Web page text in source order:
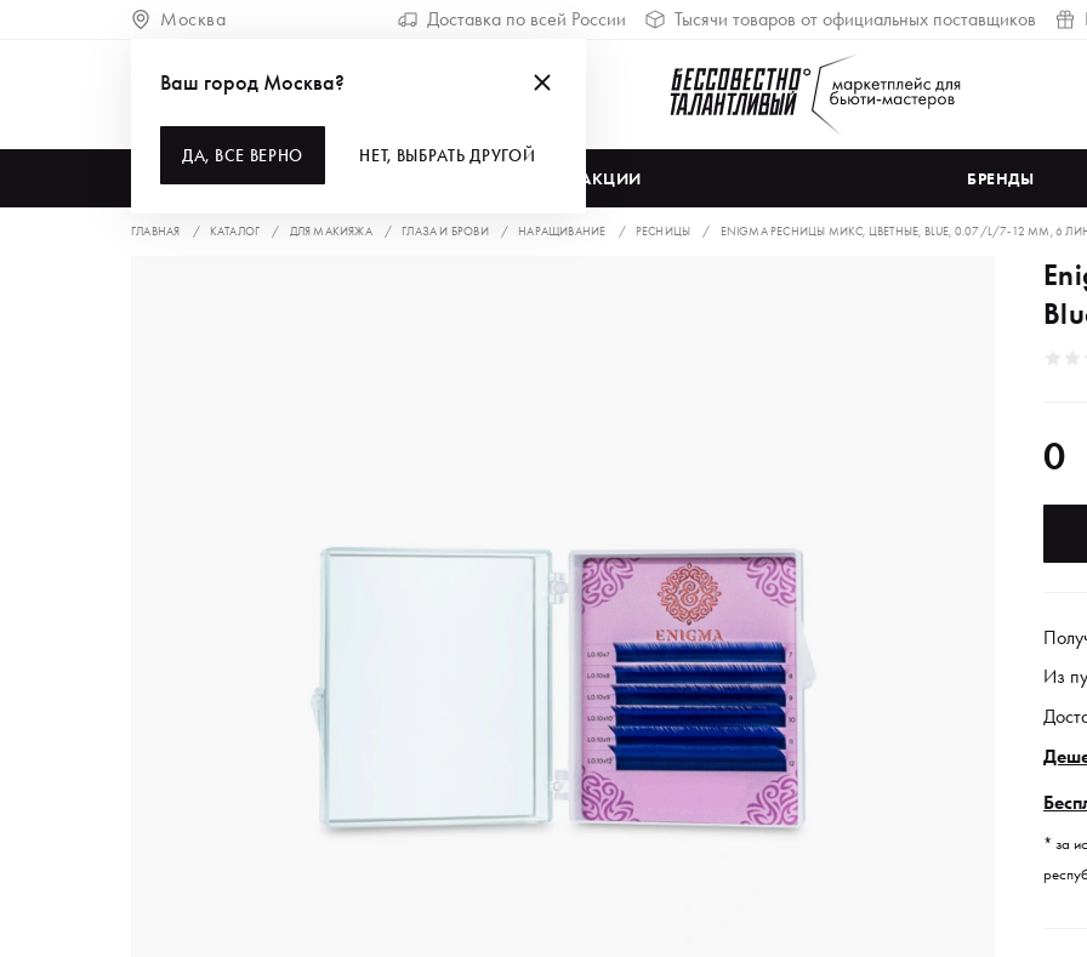
Москва Доставка по всей России Тысячи товаров от официальных поставщиков
АКЦИИ БРЕНДЫ
Ваш город Москва?
ДА, ВСЕ ВЕРНО НЕТ, ВЫБРАТЬ ДРУГОЙ
ГЛАВНАЯ КАТАЛОГ ДЛЯ МАКИЯЖА ГЛАЗА И БРОВИ НАРАЩИВАНИЕ РЕСНИЦЫ ENIGMA РЕСНИЦЫ МИКС, ЦВЕТНЫЕ, BLUE, 0.07/L/7-12 ММ, 6
0
Из
* за